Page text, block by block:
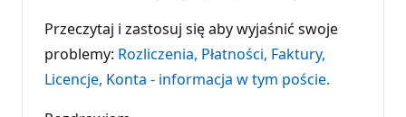
i
Przeczytaj i zastosuj się aby wyjaśnić swoje
problemy: Rozliczenia, Płatności, Faktury,
Licencje, Konta - informacja w tym poście.